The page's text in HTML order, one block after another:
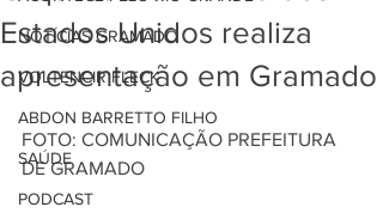
NOTÍCIAS GRAMADO
VOLTENCIR FLECK
ABDON BARRETTO FILHO
SAÚDE
PODCAST
Estados Unidos realiza
apresentação em Gramado
FOTO: COMUNICAÇÃO PREFEITURA
DE GRAMADO